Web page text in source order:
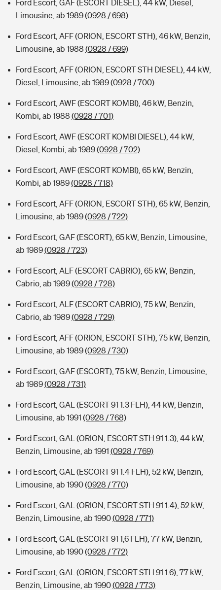
Ford Escort, GAF (ESCORT DIESEL), 44 kW, Diesel,
Limousine, ab 1989(0928 / 698)
Ford Escort, AFF (ORION, ESCORT STH), 46 kW, Benzin,
Limousine, ab 1988 (0928 / 699)
Ford Escort, AFF (ORION, ESCORT STH DIESEL), 44 kW,
Diesel, Limousine, ab 1989(0928 / 700)
Ford Escort, AWF (ESCORT KOMBI), 46 kW, Benzin,
Kombi, ab 1988 (0928 / 701)
Ford Escort, AWF (ESCORT KOMBI DIESEL), 44 kW,
Diesel, Kombi, ab 1989(0928 / 702)
Ford Escort, AWF (ESCORT KOMBI), 65 kW, Benzin,
Kombi, ab 1989(0928 / 718)
Ford Escort, AFF (ORION, ESCORT STH), 65 kW, Benzin,
Limousine, ab 1989(0928 / 722)
Ford Escort, GAF (ESCORT), 65 kW, Benzin, Limousine,
ab 1989(0928 / 723)
Ford Escort, ALF (ESCORT CABRIO), 65 kW, Benzin,
Cabrio, ab 1989(0928 / 728)
Ford Escort, ALF (ESCORT CABRIO), 75 kW, Benzin,
Cabrio, ab 1989(0928 / 729)
Ford Escort, AFF (ORION, ESCORT STH), 75 kW, Benzin,
Limousine, ab 1989(0928 / 730)
Ford Escort, GAF (ESCORT), 75 kW, Benzin, Limousine,
ab 1989(0928 / 731)
Ford Escort, GAL (ESCORT 91 1.3 FLH), 44 kW, Benzin,
Limousine, ab 1991 (0928 / 768)
Ford Escort, GAL (ORION, ESCORT STH 91 1.3), 44 kW,
Benzin, Limousine, ab 1991 (0928 / 769)
Ford Escort, GAL (ESCORT 91 1.4 FLH), 52 kW, Benzin,
Limousine, ab 1990(0928 / 770)
Ford Escort, GAL (ORION, ESCORT STH 91 1.4), 52 kW,
Benzin, Limousine, ab 1990(0928 / 771)
Ford Escort, GAL (ESCORT 91 1,6 FLH), 77 kW, Benzin,
Limousine, ab 1990(0928 / 772)
Ford Escort, GAL (ORION, ESCORT STH 91 1.6), 77 kW,
Benzin, Limousine, ab 1990(0928 / 773)